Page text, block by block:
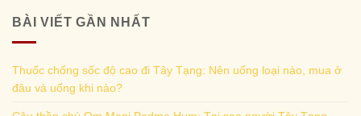
Thuốc chống sốc độ cao đi Tây Tạng: Nên uống loại nào, mua ở